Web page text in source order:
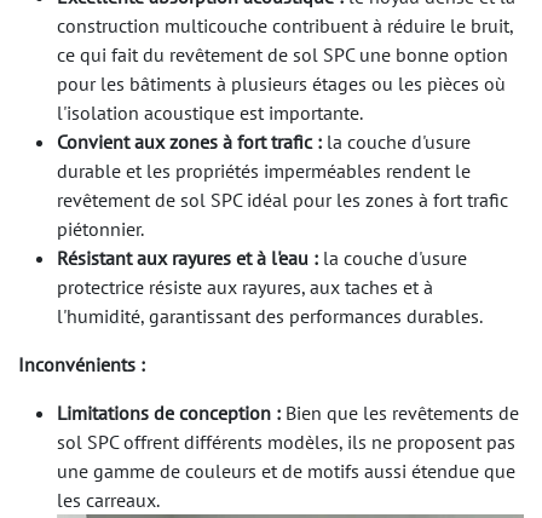
construction multicouche contribuent à réduire le bruit,
ce qui fait du revêtement de sol SPC une bonne option
pour les bâtiments à plusieurs étages ou les pièces où
l'isolation acoustique est importante.
Convient aux zones à fort trafic : la couche d'usure
durable et les propriétés imperméables rendent le
revêtement de sol SPC idéal pour les zones à fort trafic
piétonnier.
Résistant aux rayures et à l'eau : la couche d'usure
protectrice résiste aux rayures, aux taches et à
l'humidité, garantissant des performances durables.
Inconvénients :
Limitations de conception : Bien que les revêtements de
sol SPC offrent différents modèles, ils ne proposent pas
une gamme de couleurs et de motifs aussi étendue que
les carreaux.